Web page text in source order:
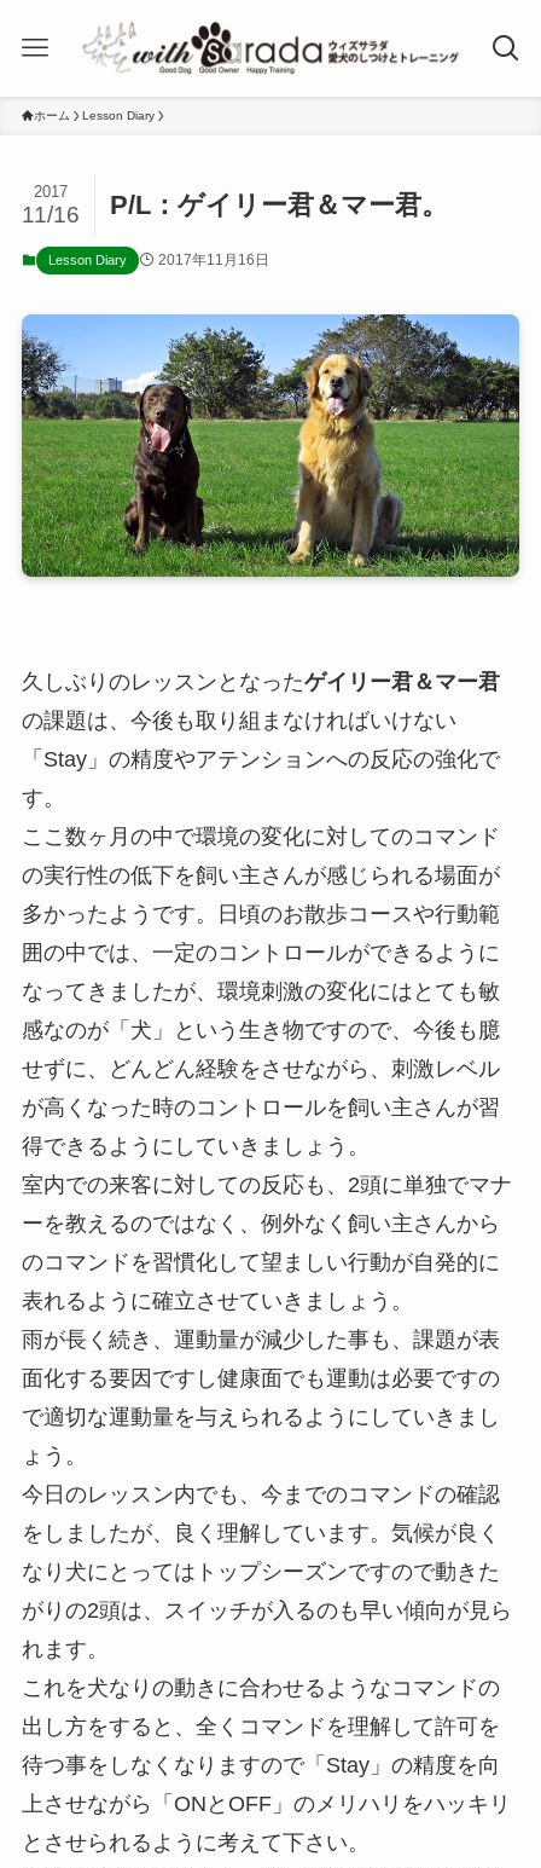
ホーム Lesson Diary
P/L：ゲイリー君＆マー君。
2017
11/16
Lesson Diary 2017年11月16日
久しぶりのレッスンとなったゲイリー君＆マー君
の課題は、今後も取り組まなければいけない
「Stay」の精度やアテンションへの反応の強化で
す。
ここ数ヶ月の中で環境の変化に対してのコマンド
の実行性の低下を飼い主さんが感じられる場面が
多かったようです。日頃のお散歩コースや行動範
囲の中では、一定のコントロールができるように
なってきましたが、環境刺激の変化にはとても敏
感なのが「犬」という生き物ですので、今後も臆
せずに、どんどん経験をさせながら、刺激レベル
が高くなった時のコントロールを飼い主さんが習
得できるようにしていきましょう。
室内での来客に対しての反応も、2頭に単独でマナ
ーを教えるのではなく、例外なく飼い主さんから
のコマンドを習慣化して望ましい行動が自発的に
表れるように確立させていきましょう。
雨が長く続き、運動量が減少した事も、課題が表
面化する要因ですし健康面でも運動は必要ですの
で適切な運動量を与えられるようにしていきまし
ょう。
今日のレッスン内でも、今までのコマンドの確認
をしましたが、良く理解しています。気候が良く
なり犬にとってはトップシーズンですので動きた
がりの2頭は、スイッチが入るのも早い傾向が見ら
れます。
これを犬なりの動きに合わせるようなコマンドの
出し方をすると、全くコマンドを理解して許可を
待つ事をしなくなりますので「Stay」の精度を向
上させながら「ONとOFF」のメリハリをハッキリ
とさせられるように考えて下さい。